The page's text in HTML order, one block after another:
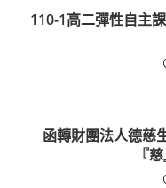
110-1高二彈性自主
函轉財團法人德慈
『